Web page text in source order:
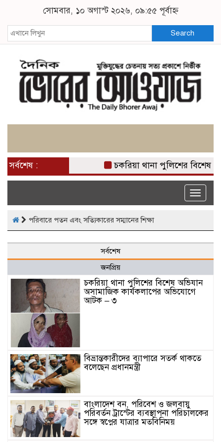
সোমবার, ১০ অগাস্ট ২০২৬, ০৯:৫৫ পূর্বাহ্ন
Search
সর্বশেষ : চকরিয়া থানা পুলিশের বিশেষ
Toggle
পরিবারে পতন এবং সত্যিকারের সম্মানের শিক্ষা
সর্বশেষ
জনপ্রিয়
চকরিয়া থানা পুলিশের বিশেষ অভিযান
অসামাজিক কার্যকলাপের অভিযোগে
আটক – ৩
বিভ্রান্তকারীদের ব্যাপারে সতর্ক থাকতে
বলেছেন প্রধানমন্ত্রী
বাংলাদেশ বন, পরিবেশ ও জলবায়ু
পরিবর্তন ট্রাস্টের ব্যবস্থাপনা পরিচালকের
সঙ্গে স্বপ্নের যাত্রার মতবিনিময়